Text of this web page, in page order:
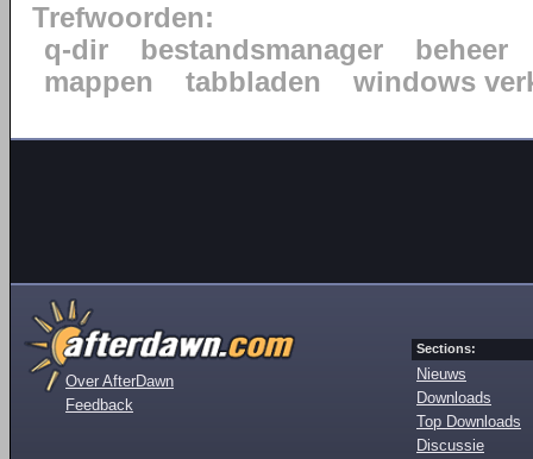
Trefwoorden:
q-dir
bestandsmanager
beheer
mappen
tabbladen windows
Over AfterDawn
Feedback
Sections:
Nieuws
Downloads
Top Downloads
Discussie